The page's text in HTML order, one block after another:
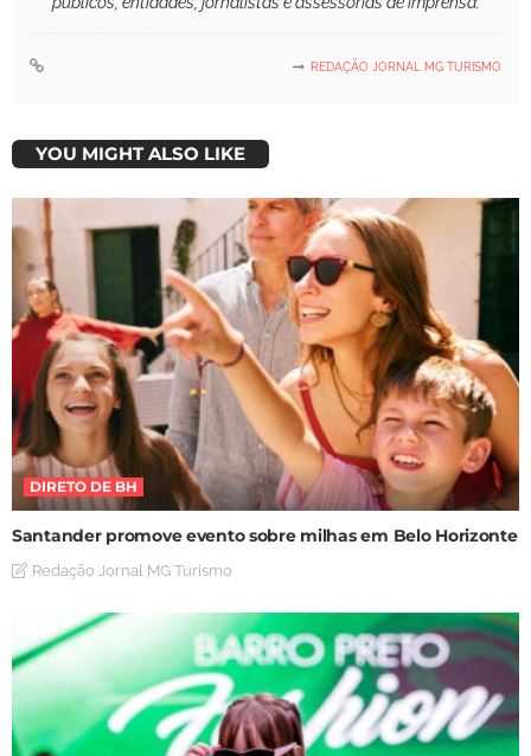
REDAÇÃO JORNAL MG TURISMO
YOU MIGHT ALSO LIKE
DIRETO DE BH
Santander promove evento sobre milhas em Belo Horizonte
Redação Jornal MG Turismo